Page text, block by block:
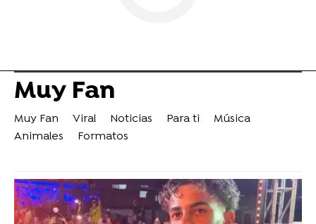
Muy Fan
Muy Fan Viral Noticias Para ti
Música
Animales
Formatos